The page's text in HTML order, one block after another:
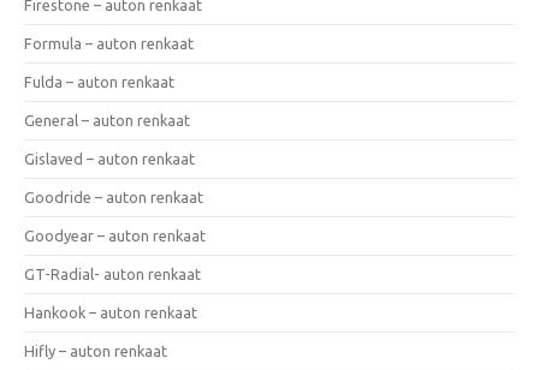
Firestone – auton renkaat
Formula – auton renkaat
Fulda – auton renkaat
General – auton renkaat
Gislaved – auton renkaat
Goodride – auton renkaat
Goodyear – auton renkaat
GT-Radial- auton renkaat
Hankook – auton renkaat
Hifly – auton renkaat